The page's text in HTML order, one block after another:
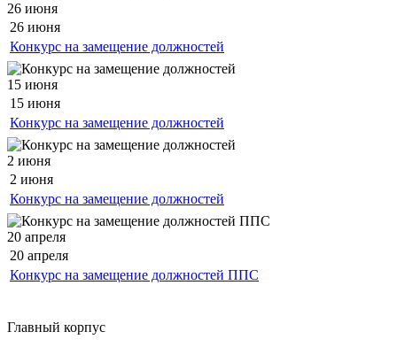
26 июня
26 июня
Конкурс на замещение должностей
15 июня
15 июня
Конкурс на замещение должностей
2 июня
2 июня
Конкурс на замещение должностей
20 апреля
20 апреля
Конкурс на замещение должностей ППС
Главный корпус